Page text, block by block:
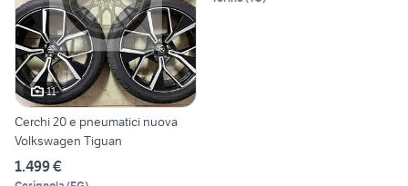
11
Cerchi 20 e pneumatici nuova
Volkswagen Tiguan
1.499 €